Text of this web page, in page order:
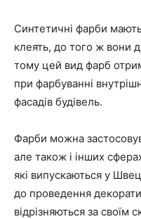
Синтетичні фарби
клеять, до того ж вони
тому цей вид фарб
при фарбуванні
фасадів будівель.
Фарби можна
але також і інших
які випускаються у
до проведення
відрізняються за своїм